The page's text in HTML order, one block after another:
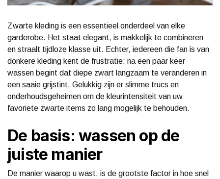
Zwarte kleding is een essentieel onderdeel van elke
garderobe. Het staat elegant, is makkelijk te combineren
en straalt tijdloze klasse uit. Echter, iedereen die fan is van
donkere kleding kent de frustratie: na een paar keer
wassen begint dat diepe zwart langzaam te veranderen in
een saaie grijstint. Gelukkig zijn er slimme trucs en
onderhoudsgeheimen om de kleurintensiteit van uw
favoriete zwarte items zo lang mogelijk te behouden.
De basis: wassen op de
juiste manier
De manier waarop u wast, is de grootste factor in hoe snel